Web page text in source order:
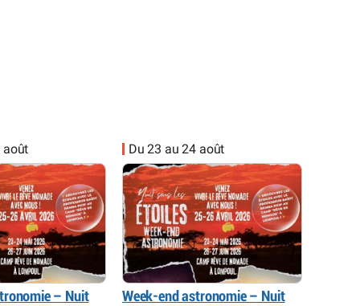
août
– Nuit
Du 23 au 24 août
Week-end astronomie – Nuit